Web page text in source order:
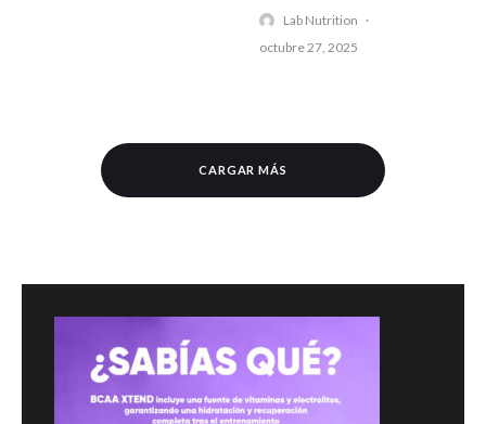
Lab Nutrition ·
octubre 27, 2025
CARGAR MÁS